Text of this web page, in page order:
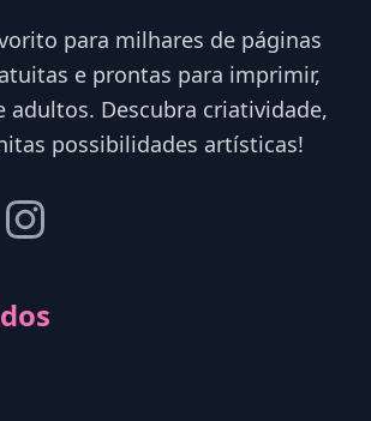
para milhares de páginas
e prontas para imprimir,
adultos. Descubra criatividade,
possibilidades artísticas!